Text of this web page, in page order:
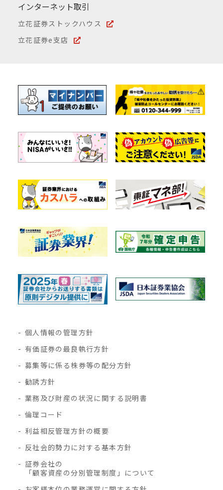
インターネット取引
立花証券ストックハウス
立花証券e支店
個人情報の管理方針
有価証券の最良執行方針
募集等に係る株券等の配分方針
勧誘方針
業務及び財産の状況に関する説明書
倫理コード
利益相反管理方針の概要
反社会的勢力に対する基本方針
証券会社の
「顧客資産の分別管理制度」について